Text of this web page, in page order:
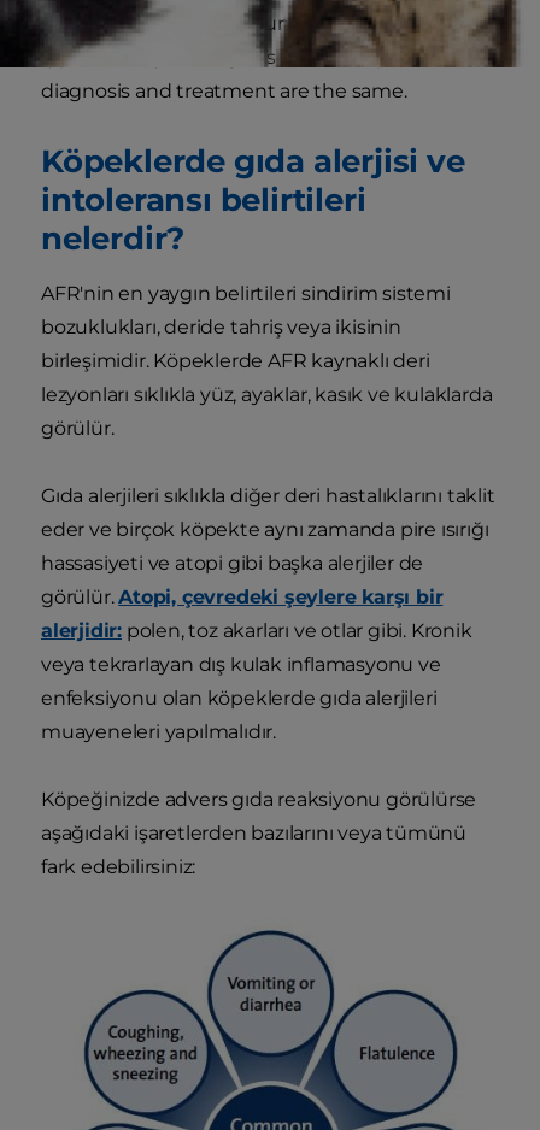
You don’t need to get hung up on exactly what
type of AFR your dog has, since the process for
diagnosis and treatment are the same.
Köpeklerde gıda alerjisi ve
intoleransı belirtileri
nelerdir?
AFR'nin en yaygın belirtileri sindirim sistemi
bozuklukları, deride tahriş veya ikisinin
birleşimidir. Köpeklerde AFR kaynaklı deri
lezyonları sıklıkla yüz, ayaklar, kasık ve kulaklarda
görülür.
Gıda alerjileri sıklıkla diğer deri hastalıklarını taklit
eder ve birçok köpekte aynı zamanda pire ısırığı
hassasiyeti ve atopi gibi başka alerjiler de
görülür.Atopi, çevredeki şeylere karşı bir
alerjidir: polen, toz akarları ve otlar gibi. Kronik
veya tekrarlayan dış kulak inflamasyonu ve
enfeksiyonu olan köpeklerde gıda alerjileri
muayeneleri yapılmalıdır.
Köpeğinizde advers gıda reaksiyonu görülürse
aşağıdaki işaretlerden bazılarını veya tümünü
fark edebilirsiniz: